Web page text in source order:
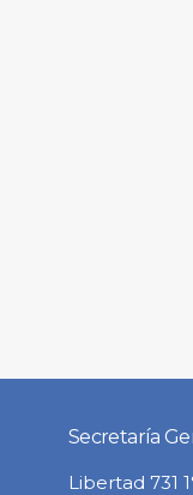
Secretaría
Libertad 731